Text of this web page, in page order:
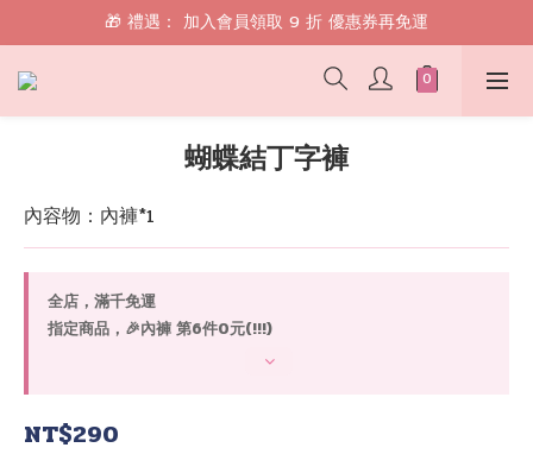
🎁 禮遇： 加入會員領取 9 折 優惠券再免運
🎁 禮遇： 加入會員領取 9 折 優惠券再免運
📱 綁定 LINE 好友，現領 $100 購物金！
🎁 禮遇： 加入會員領取 9 折 優惠券再免運
蝴蝶結丁字褲
內容物：內褲*1
全店，滿千免運
指定商品，🎉內褲 第6件0元(!!!)
NT$290